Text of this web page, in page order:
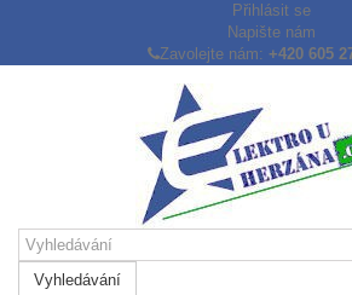
Přihlásit se
Napište nám
Zavolejte nám: +420 605
Vyhledávání